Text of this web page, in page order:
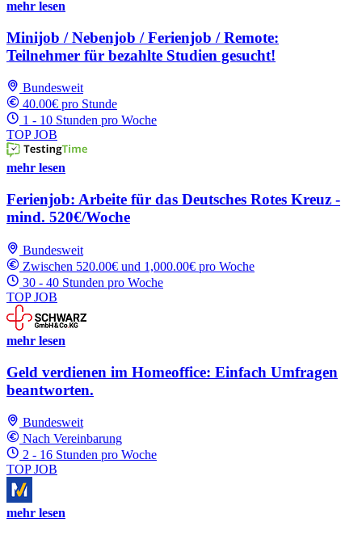
mehr lesen
Minijob / Nebenjob / Ferienjob / Remote:
Teilnehmer für bezahlte Studien gesucht!
Bundesweit
40.00€ pro Stunde
1 - 10 Stunden pro Woche
TOP JOB
mehr lesen
Ferienjob: Arbeite für das Deutsches Rotes Kreuz -
mind. 520€/Woche
Bundesweit
Zwischen 520.00€ und 1,000.00€ pro Woche
30 - 40 Stunden pro Woche
TOP JOB
mehr lesen
Geld verdienen im Homeoffice: Einfach Umfragen
beantworten.
Bundesweit
Nach Vereinbarung
2 - 16 Stunden pro Woche
TOP JOB
mehr lesen